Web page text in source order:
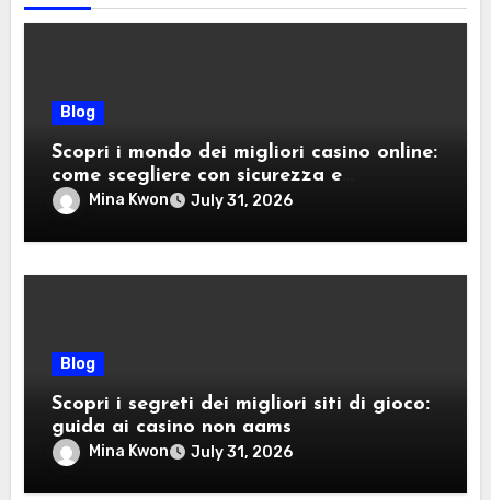
Blog
Scopri i mondo dei migliori casino online:
come scegliere con sicurezza e
divertimento
Mina Kwon July 31, 2026
Blog
Scopri i segreti dei migliori siti di gioco:
guida ai casino non aams
Mina Kwon July 31, 2026